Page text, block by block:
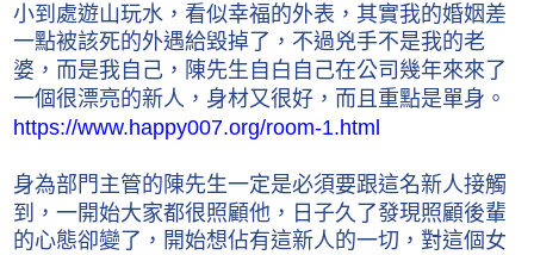
小到處遊山玩水，看似幸福的外表，其實我的婚姻差
一點被該死的外遇給毀掉了，不過兇手不是我的老
婆，而是我自己，陳先生自白自己在公司幾年來來了
一個很漂亮的新人，身材又很好，而且重點是單身。
https://www.happy007.org/room-1.html
身為部門主管的陳先生一定是必須要跟這名新人接觸
到，一開始大家都很照顧他，日子久了發現照顧後輩
的心態卻變了，開始想佔有這新人的一切，對這個女